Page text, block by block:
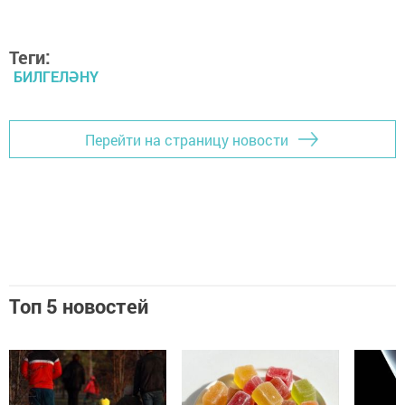
Теги:
БИЛГЕЛӘНҮ
Перейти на страницу новости
Топ 5 новостей